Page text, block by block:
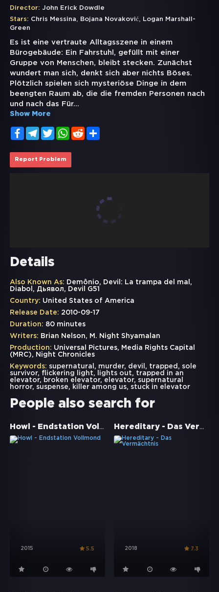
Director: John Erick Dowdle
Stars: Chris Messina, Bojana Novaković,
Logan Marshall-
Green
Es ist eine vertraute Alltagsszene in einem
Bürogebäude: Ein Fahrstuhl, gefüllt mit einer
Gruppe von Menschen, bleibt stecken. Zunächst
wundert man sich, denkt sich aber nichts Böses.
Plötzlich spielen sich mysteriöse Dinge in dem
beengten Raum ab, die die fremden Personen nach
und nach das Für...
Show More
FacebookTelegramTwitterWhatsApp
Reddit
Report Problem
Details
Also Known As: Demônio, Devil: La trampa del mal,
Diabol, Дьявол, Devil G51
Country: United States of America
Release Date: 2010-09-17
Duration: 80 minutes
Writers: Brian Nelson, M. Night Shyamalan
Production: Universal Pictures, Media Rights Capital
(MRC), Night Chronicles
Keywords: supernatural , murder, devil , trapped , sole
survivor, flickering light, lights out, trapped in an
elevator, broken elevator, elevator, supernatural
horror, suspense, killer among us, stuck in elevator
People also search for
Howl - Endstation Vollmond
2015 5.5
Hereditary - Das Vermächtnis
2018 7.3